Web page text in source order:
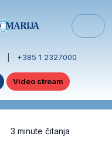
+385 1 2327000
Video stream
3 minute čitanja